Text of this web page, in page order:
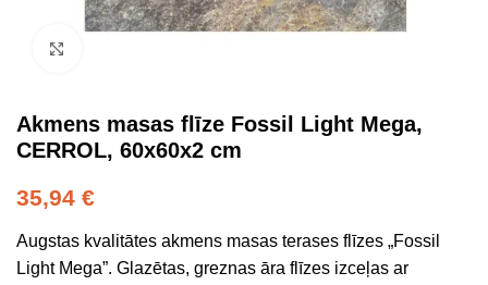
Akmens masas flīze Fossil Light Mega,
CERROL, 60x60x2 cm
35,94 €
Augstas kvalitātes akmens masas terases flīzes „Fossil
Light Mega”. Glazētas, greznas āra flīzes izceļas ar